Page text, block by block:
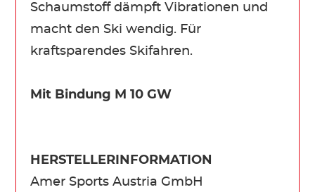
Schaumstoff dämpft Vibrationen und
macht den Ski wendig. Für
kraftsparendes Skifahren.
Mit Bindung M 10 GW
HERSTELLERINFORMATION
Amer Sports Austria GmbH